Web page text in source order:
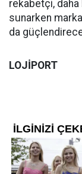
rekabetçi,
sunarken
da
LOJİPORT